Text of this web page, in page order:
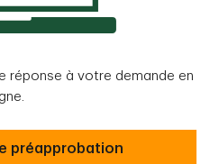
réponse à votre demande en
de prêt hypothécaire
préapprobation